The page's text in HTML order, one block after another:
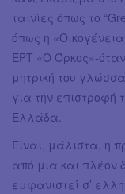
ταινίες όπως το
όπως η
ΕΡΤ «Ο Όρκος»-
μητρική του
για την
Ελλάδα.
Είναι, μάλιστα, η
από μια και πλέον
εμφανιστεί σ’